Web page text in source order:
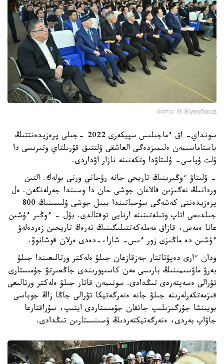
Фото: М.Жұмабеков
سونداي- اق ءماجىلىس سپيكەرى 2022 -جىلى پرەزيدەنتتىڭ
باستاماسىمەن ەلىمىزدەگى العاشقى ۇلتتىق قۇرىلتاي وتىرىسى دا
ۇلت ۇياسى- ۇلىتاۋدا وتكەنىنە نازار اۋداردى.
- ۇلىتاۋ ءوڭىرىنىڭ تاريحي جانە رۋحاني ورنى بولەك. التىن
وردانىڭ نەگىزىن قالاعان جوشى حان دا وسىندا جەرلەنگەن. ەل
پرەزيدەنتى كەشەگى سۇحباتىندا بيىل جوشى ۇلىسىنىڭ 800
جىلدىعى اتاپ وتىلەتىنىنە ارنايى توقتالدى. بۇل - ءوڭىر ءۇشىن
عانا ەمەس، قازاق مەملەكەتتىلىگىنىڭ تەرەڭ تاريحىن زەردەلەۋ
ءۇشىن دە ماڭىزى زور ءىس- شارا،-دەدى ەرلان قوشانوۆ.
ودان ءارى دەپۋتاتتار جەزقازعان جىلۋ ەلەكتر ورتالىعىندا جىلۋ
بەرۋ ماۋسىمىنىڭ بارىسى مەن كاسىپورىندى جاڭعىرتۋ جۇمىستارى
تۋرالى ەسەپتەردى تىڭدادى. سونىمەن قاتار جىلۋ ەلەكتر ورتالىعى
قىزمەتكەرلەرىنە جىلۋ جانە ەنەرگەتيكا تۋرالى جاڭا زاڭ جوباسى
بويىنشا جۇرگىزىلىپ جاتقان جۇمىستاردى ايتىپ، سۇراقتارعا
جاۋاپ بەردى، ەنەرگەتيكتەردىڭ ۇسىنىستارىن تىڭدادى.